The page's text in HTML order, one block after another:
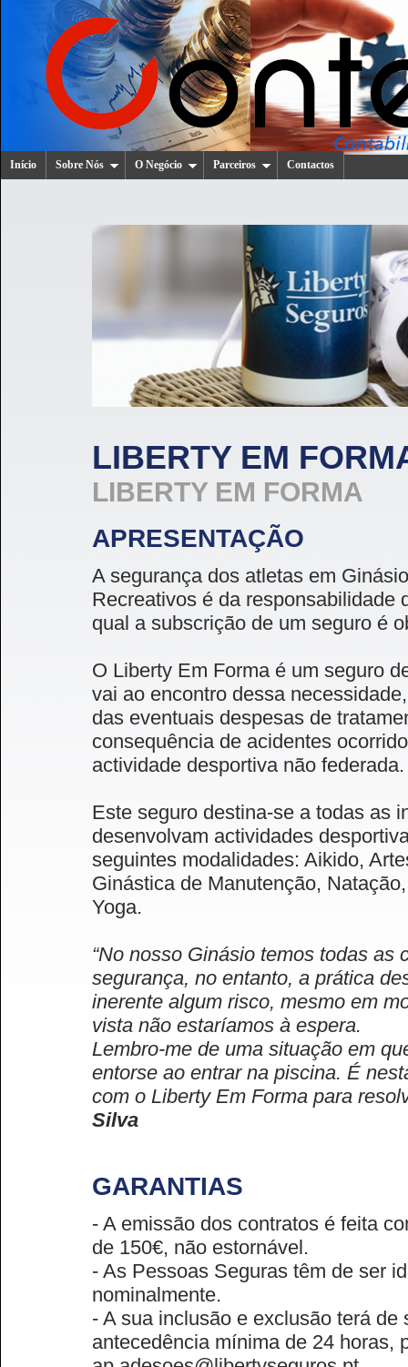
Início Sobre Nós O Negócio Parceiros Contactos
LIBERTY EM
LIBERTY EM FORMA
APRESENTAÇÃO
A segurança dos atletas em
Recreativos é da responsabilidade
qual a subscrição de um seguro é
O Liberty Em Forma é um seguro
vai ao encontro dessa
das eventuais despesas de
consequência de acidentes
actividade desportiva não
Este seguro destina-se a todas as
desenvolvam actividades
seguintes modalidades: Aikido,
Ginástica de Manutenção,
Yoga.
“No nosso Ginásio temos todas as
segurança, no entanto, a prática
inerente algum risco, mesmo em
vista não estaríamos à espera.
Lembro-me de uma situação em
entorse ao entrar na piscina. É
com o Liberty Em Forma para
Silva
GARANTIAS
- A emissão dos contratos é feita
de 150€, não estornável.
- As Pessoas Seguras têm de ser
nominalmente.
- A sua inclusão e exclusão terá
antecedência mínima de 24 horas,